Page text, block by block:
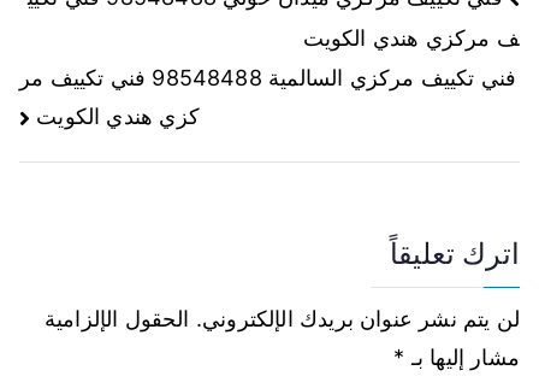
ف مركزي هندي الكويت
فني تكييف مركزي السالمية 98548488 فني تكييف مر
كزي هندي الكويت
اترك تعليقاً
لن يتم نشر عنوان بريدك الإلكتروني. الحقول الإلزامية
مشار إليها بـ *